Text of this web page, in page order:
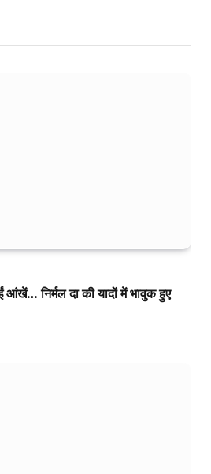
निर्मल दा की यादों में भावुक हुए